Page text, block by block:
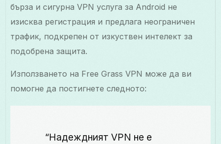
бърза и сигурна VPN услуга за Android не
изисква регистрация и предлага неограничен
трафик, подкрепен от изкуствен интелект за
подобрена защита.
Използването на Free Grass VPN може да ви
помогне да постигнете следното:
“Надеждният VPN не е